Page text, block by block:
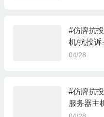
#仿牌抗
机/抗投诉
机
04/28
#仿牌抗
服务器主
器主机